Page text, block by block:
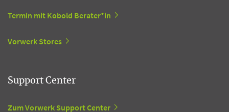
Termin mit Kobold Berater*in
Vorwerk Stores
Support Center
Zum Vorwerk Support Center